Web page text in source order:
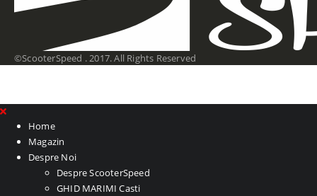
©ScooterSpeed . 2017. All Rights Reserved
Home
Magazin
Despre Noi
Despre ScooterSpeed
GHID MARIMI Casti